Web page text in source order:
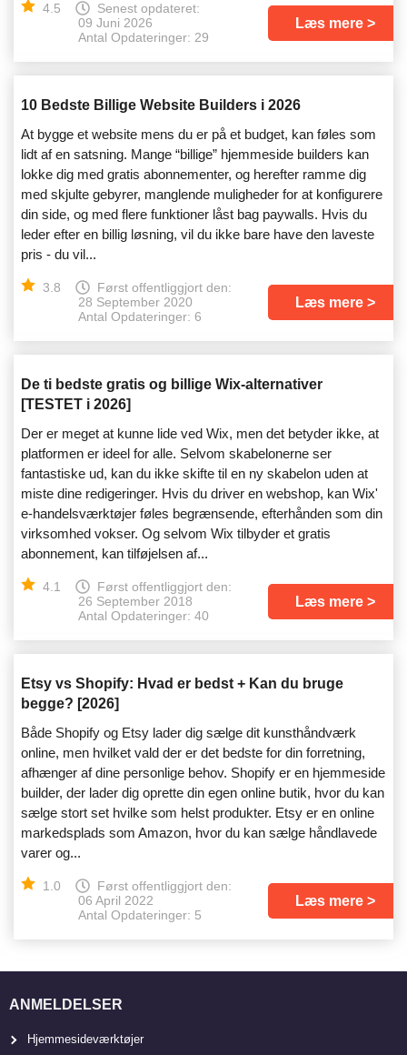
4.5
Senest opdateret:
09 Juni 2026
Antal Opdateringer: 29
Læs mere
10 Bedste Billige Website Builders i 2026
At bygge et website mens du er på et budget, kan føles som
lidt af en satsning. Mange “billige” hjemmeside builders kan
lokke dig med gratis abonnementer, og herefter ramme dig
med skjulte gebyrer, manglende muligheder for at konfigurere
din side, og med flere funktioner låst bag paywalls. Hvis du
leder efter en billig løsning, vil du ikke bare have den laveste
pris - du vil...
3.8
Først offentliggjort den:
28 September 2020
Antal Opdateringer: 6
Læs mere
De ti bedste gratis og billige Wix-alternativer
[TESTET i 2026]
Der er meget at kunne lide ved Wix, men det betyder ikke, at
platformen er ideel for alle. Selvom skabelonerne ser
fantastiske ud, kan du ikke skifte til en ny skabelon uden at
miste dine redigeringer. Hvis du driver en webshop, kan Wix'
e-handelsværktøjer føles begrænsende, efterhånden som din
virksomhed vokser. Og selvom Wix tilbyder et gratis
abonnement, kan tilføjelsen af...
4.1
Først offentliggjort den:
26 September 2018
Antal Opdateringer: 40
Læs mere
Etsy vs Shopify: Hvad er bedst + Kan du bruge
begge? [2026]
Både Shopify og Etsy lader dig sælge dit kunsthåndværk
online, men hvilket vald der er det bedste for din forretning,
afhænger af dine personlige behov. Shopify er en hjemmeside
builder, der lader dig oprette din egen online butik, hvor du kan
sælge stort set hvilke som helst produkter. Etsy er en online
markedsplads som Amazon, hvor du kan sælge håndlavede
varer og...
1.0
Først offentliggjort den:
06 April 2022
Antal Opdateringer: 5
Læs mere
ANMELDELSER
Hjemmesideværktøjer